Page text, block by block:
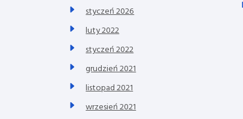
styczeń 2026
luty 2022
styczeń 2022
grudzień 2021
listopad 2021
wrzesień 2021